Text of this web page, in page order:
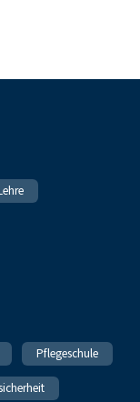
Pflegeschule